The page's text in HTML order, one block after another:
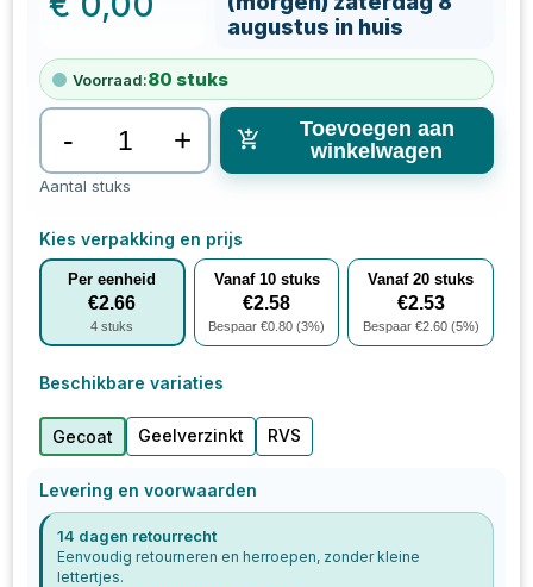
augustus in huis
Voorraad:80 stuks
- +
Toevoegen aan
winkelwagen
Aantal stuks
Kies verpakking en prijs
Per eenheid
€2.66
4 stuks
Vanaf 10stuks
€2.58
Bespaar €0.80 (3%)
Vanaf20 stuks
€2.53
Bespaar €2.60(5%)
Beschikbare variaties
Gecoat Geelverzinkt RVS
Levering en voorwaarden
14 dagen retourrecht
Eenvoudig retourneren en herroepen, zonder kleine
lettertjes.